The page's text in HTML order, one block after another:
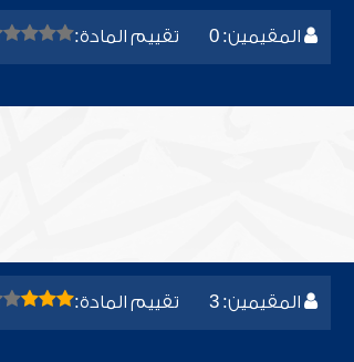
المقيمين: 0 تقييم المادة:
المقيمين: 3 تقييم المادة: